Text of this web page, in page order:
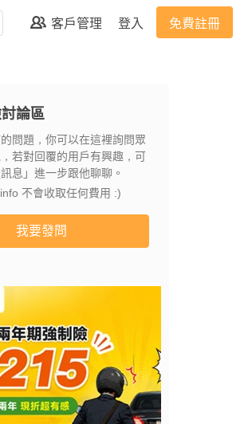
客戶管理 登入 免費註冊
論區
問題，你可以在這裡詢問眾
若對回覆的用戶有興趣，可
息」進一步跟他聊聊。
不會收取任何費用 :)
我要發問